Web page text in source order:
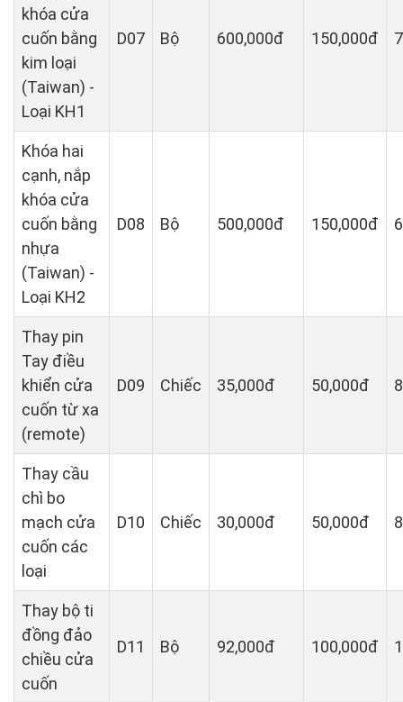
khóa cửa
cuốn bằng
kim loại
(Taiwan) -
Loại KH1
D07 Bộ 600,000đ 150,000đ
Khóa hai
cạnh, nắp
khóa cửa
cuốn bằng
nhựa
(Taiwan) -
Loại KH2
D08 Bộ 500,000đ 150,000đ
Thay pin
Tay điều
khiển cửa
cuốn từ xa
(remote)
D09 Chiếc 35,000đ 50,000đ
Thay cầu
chì bo
mạch cửa
cuốn các
loại
D10 Chiếc 30,000đ 50,000đ
Thay bộ ti
đồng đảo
chiều cửa
cuốn
D11 Bộ 92,000đ 100,000đ